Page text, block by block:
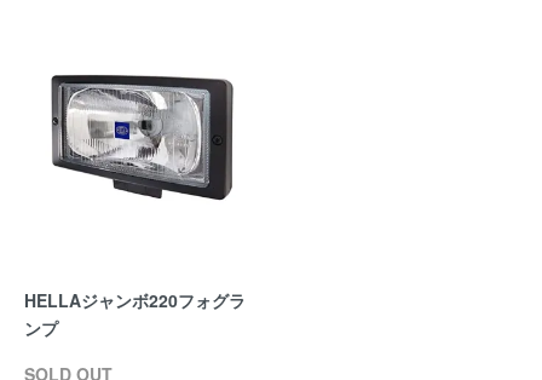
HELLAジャンボ220フォグラ
ンプ
SOLD OUT